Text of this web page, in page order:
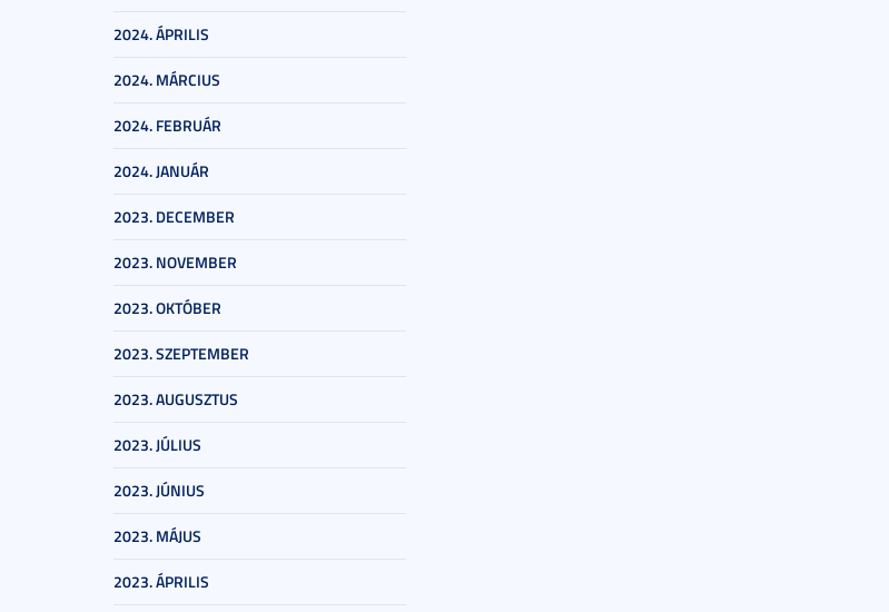
2024. ÁPRILIS
2024. MÁRCIUS
2024. FEBRUÁR
2024. JANUÁR
2023. DECEMBER
2023. NOVEMBER
2023. OKTÓBER
2023. SZEPTEMBER
2023. AUGUSZTUS
2023. JÚLIUS
2023. JÚNIUS
2023. MÁJUS
2023. ÁPRILIS